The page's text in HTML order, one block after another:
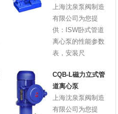
上海沈泉泵阀制造
有限公司为您提
供：ISW卧式管道
离心泵的性能参数
表，安装尺
CQB-L磁力立式管
道离心泵
上海沈泉泵阀制造
有限公司为您提